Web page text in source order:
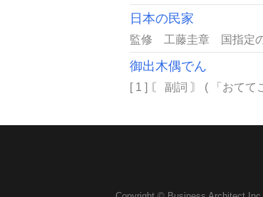
日本の民家
監修 工藤圭章 国指定の
御出木偶でん
[ 1 ] 〘 副詞 〙 ( 「おて